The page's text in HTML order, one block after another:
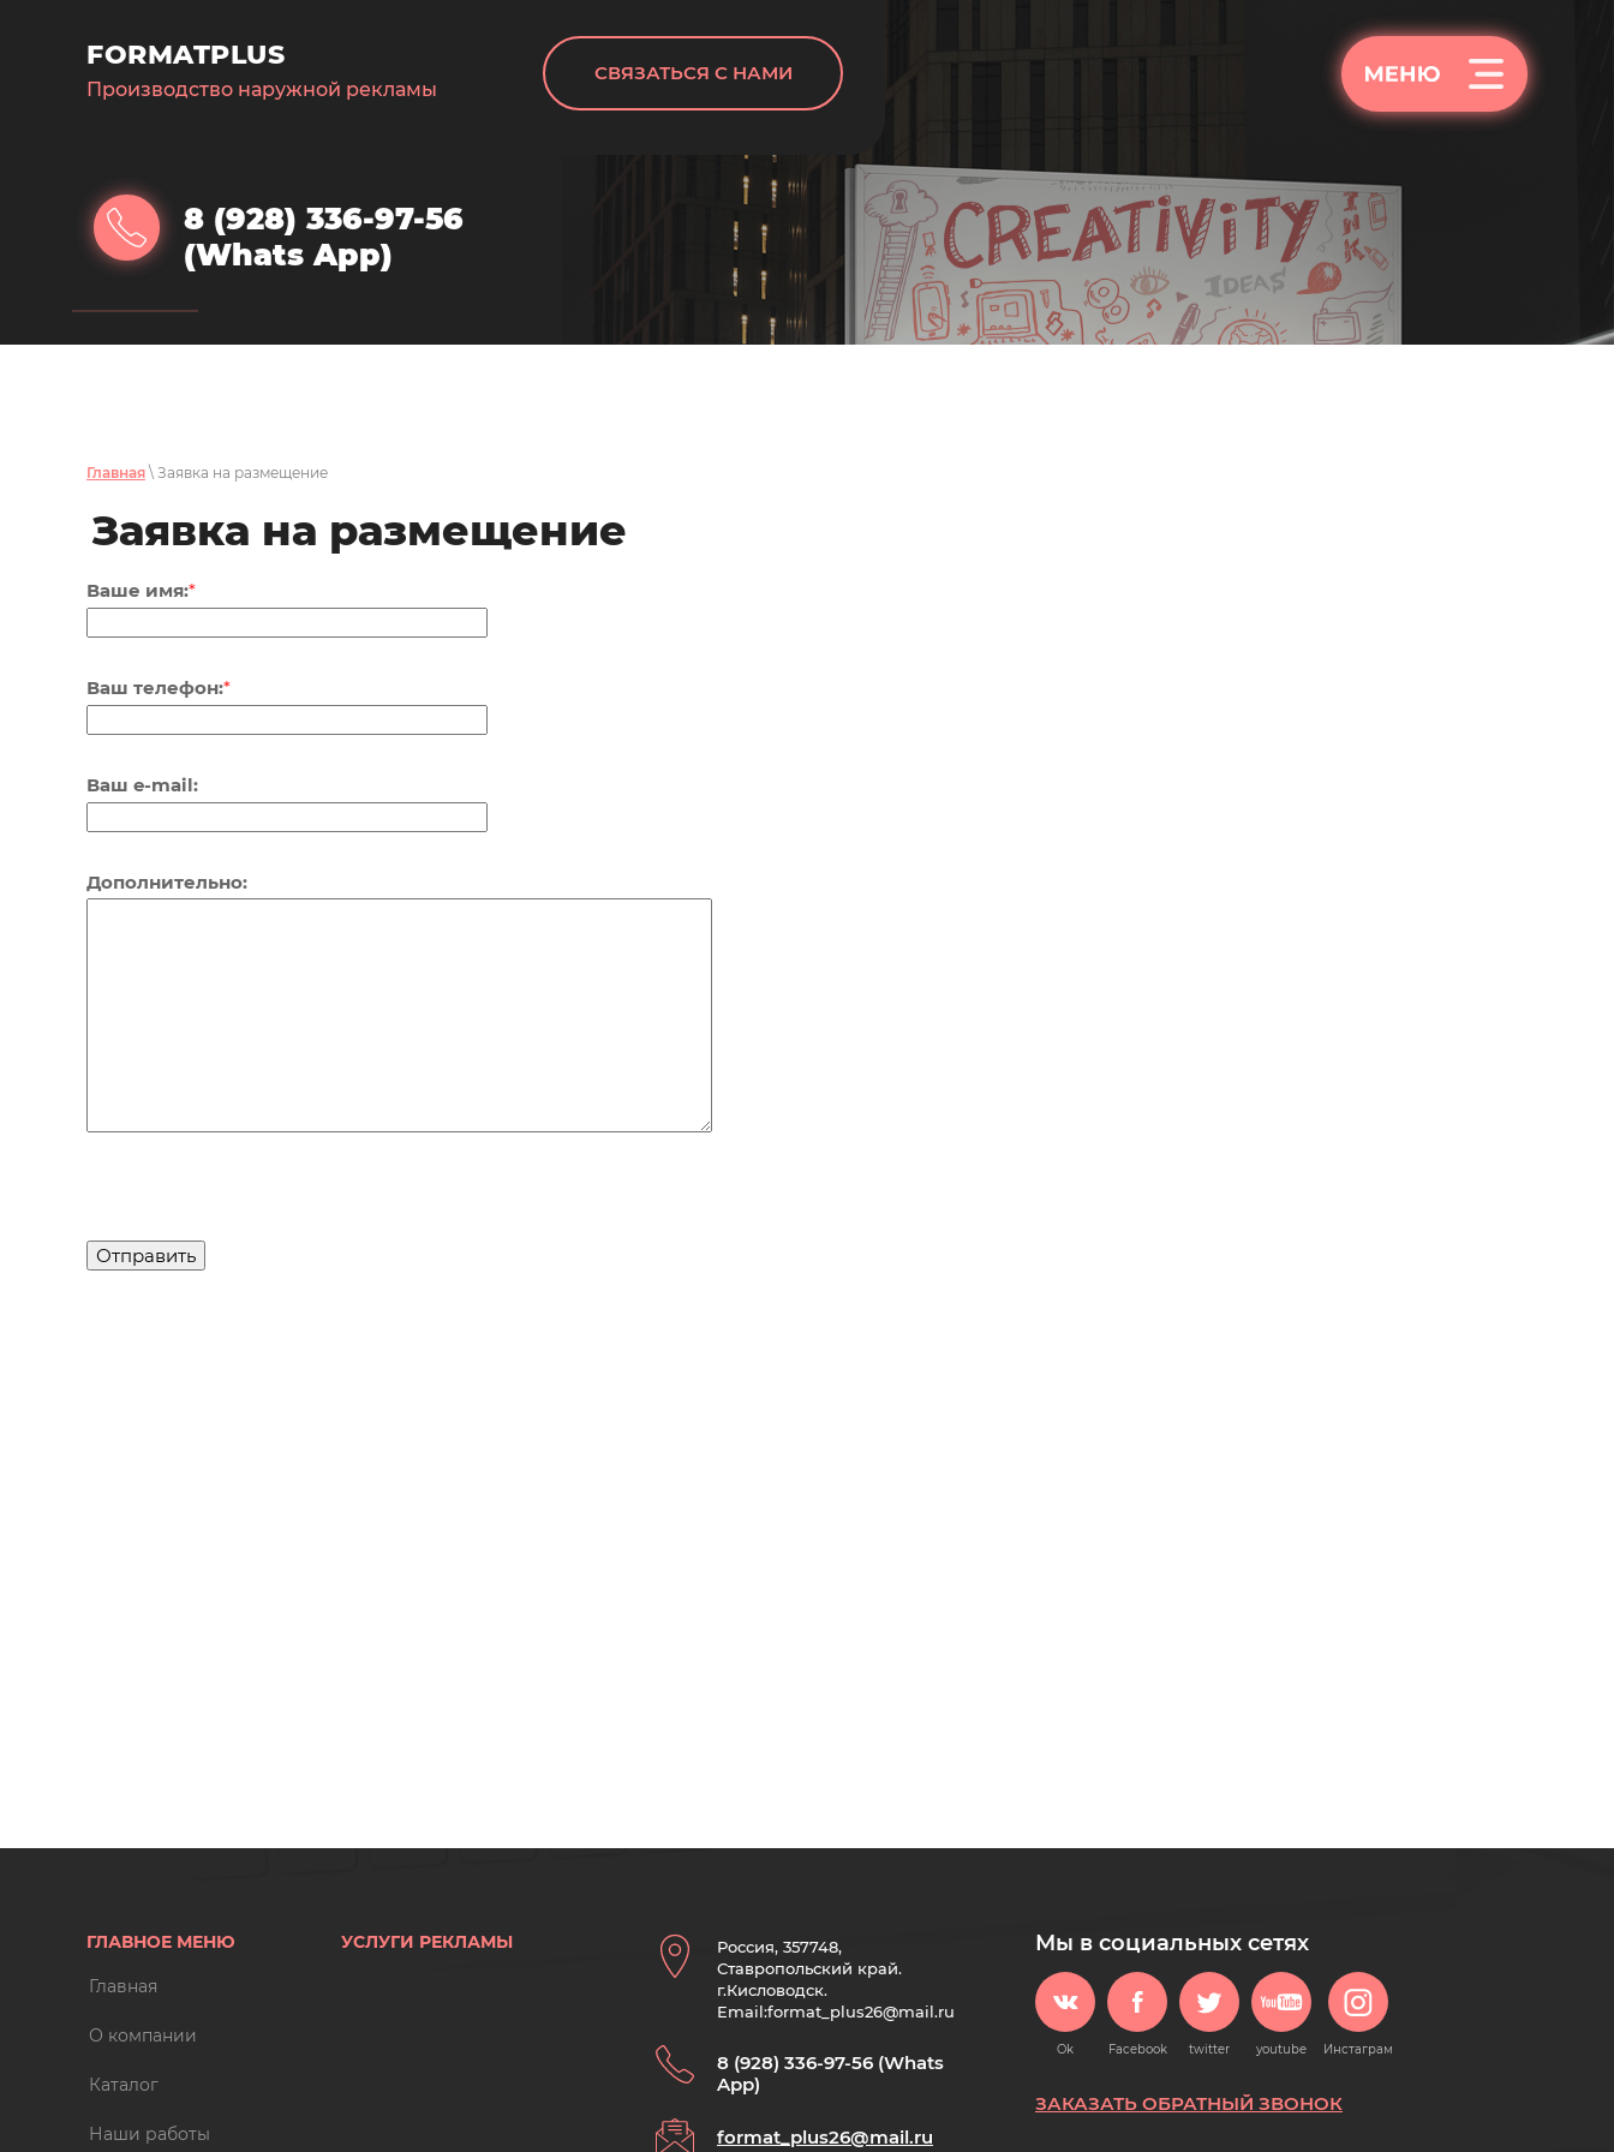
FORMATPLUS
Производство наружной рекламы
СВЯЗАТЬСЯ С НАМИ
8 (928) 336-97-56
(Whats App)
Главная \ Заявка на размещение
Заявка на размещение
Ваше имя:*
Ваш телефон:*
Ваш e-mail:
Дополнительно:
ГЛАВНОЕ МЕНЮ
Главная
О компании
Каталог
Наши работы
УСЛУГИ РЕКЛАМЫ
Россия, 357748,
Ставропольский край.
г.Кисловодск.
Email:format_plus26@mail.ru
8 (928) 336-97-56 (Whats
App)
format_plus26@mail.ru
Мы в социальных сетях
Ok Facebook twitter youtube Инстаграм
ЗАКАЗАТЬ ОБРАТНЫЙ ЗВОНОК